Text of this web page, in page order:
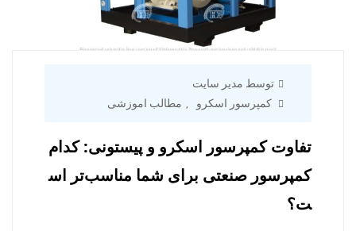
توسط مدیر سایت
کمپرسور اسکرو
, مطالب اموزشی
تفاوت کمپرسور اسکرو و پیستونی: کدام
کمپرسور صنعتی برای شما مناسب‌تر اس
ت؟